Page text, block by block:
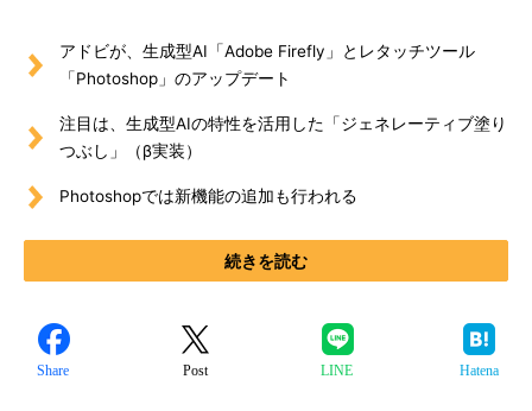
アドビが、生成型AI「Adobe Firefly」とレタッチツール
「Photoshop」のアップデート
注目は、生成型AIの特性を活用した「ジェネレーティブ塗り
つぶし」（β実装）
Photoshopでは新機能の追加も行われる
続きを読む
Share Post LINE Hatena